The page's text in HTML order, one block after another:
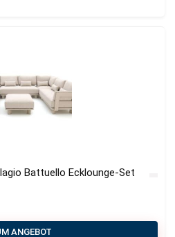
Battuello Ecklounge-Set
ANGEBOT